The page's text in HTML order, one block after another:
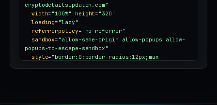
cryptodetailsupdaten.com"
width= "100%" height= "320"
loading= "lazy"
referrerpolicy= "no-referrer"
sandbox= "allow-same-origin allow-popups allow-
popups-to-escape-sandbox"
style= "border:0;border-radius:12px;max-